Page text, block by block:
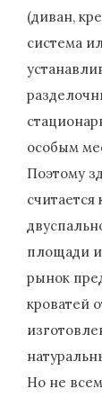
(диван,
система
особым
Поэтому
площади
рынок
кроватей
Но не